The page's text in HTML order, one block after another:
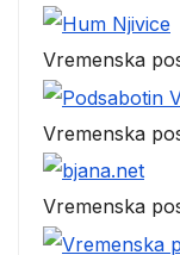
Vremenska
Vremenska
Vremenska